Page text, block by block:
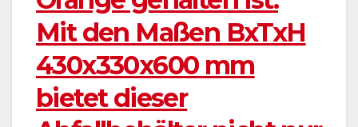
Mit den Maßen BxTxH
430x330x600 mm
bietet dieser